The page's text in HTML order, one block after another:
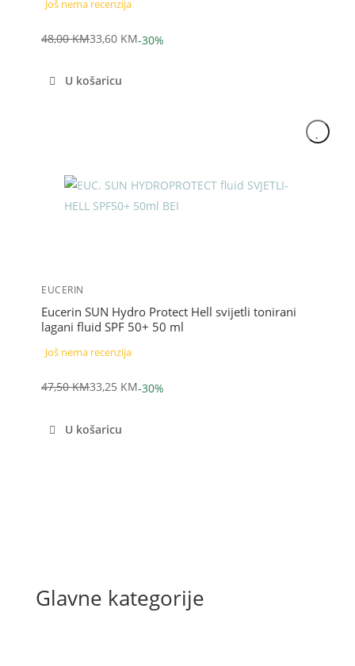
Još nema recenzija
48,00KM
Izvorna
bila
33,60 KM
Trenutna
je:
-30%
U košaricu
EUCERIN
Eucerin SUN Hydro Protect Hell svijetli tonirani
lagani fluid SPF 50+ 50 ml
Još nema recenzija
47,50KM
Izvorna
bila
33,25 KM
Trenutna
je:
-30%
U košaricu
Glavne kategorije